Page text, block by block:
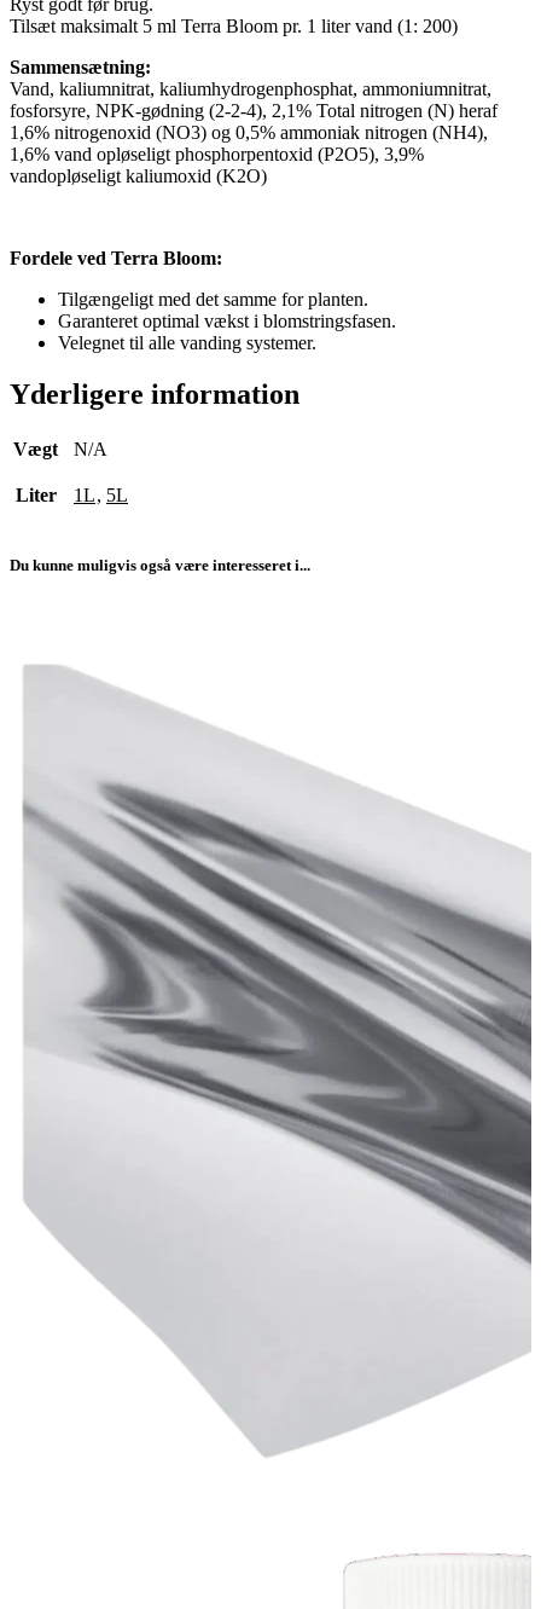
Ryst godt før brug.
Tilsæt maksimalt 5 ml Terra Bloom pr. 1 liter vand (1: 200)
Sammensætning:
Vand, kaliumnitrat, kaliumhydrogenphosphat, ammoniumnitrat,
fosforsyre, NPK-gødning (2-2-4), 2,1% Total nitrogen (N) heraf
1,6% nitrogenoxid (NO3) og 0,5% ammoniak nitrogen (NH4),
1,6% vand opløseligt phosphorpentoxid (P2O5), 3,9%
vandopløseligt kaliumoxid (K2O)
Fordele ved Terra Bloom:
Tilgængeligt med det samme for planten.
Garanteret optimal vækst i blomstringsfasen.
Velegnet til alle vanding systemer.
Yderligere information
Vægt N/A
Liter 1L, 5L
Du kunne muligvis også være interesseret i...